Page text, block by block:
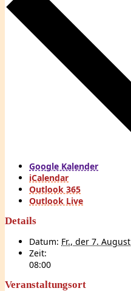
Google Kalender
iCalendar
Outlook 365
Outlook Live
Details
Datum: Fr., der 7. August
Zeit:
08:00
Veranstaltungsort